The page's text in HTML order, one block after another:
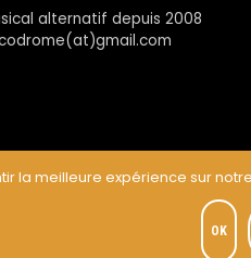
alternatif depuis 2008
la meilleure expérience sur
OK